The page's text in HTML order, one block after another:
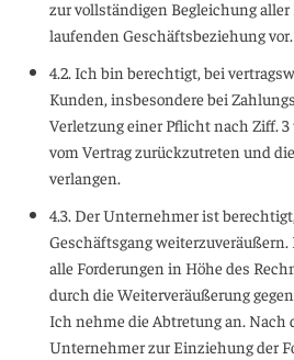
zur vollständigen Begleichung aller
laufenden Geschäftsbeziehung vor.
4.2. Ich bin berechtigt, bei
Kunden, insbesondere bei
Verletzung einer Pflicht nach Ziff.
vom Vertrag zurückzutreten und
verlangen.
4.3. Der Unternehmer ist
Geschäftsgang
alle Forderungen in Höhe des
durch die Weiterveräußerung
Ich nehme die Abtretung an. Nach
Unternehmer zur Einziehung der